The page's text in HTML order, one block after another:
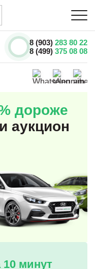
8 (903) 283 80 22
8 (499) 375 08 08
дороже
аукцион
10 минут